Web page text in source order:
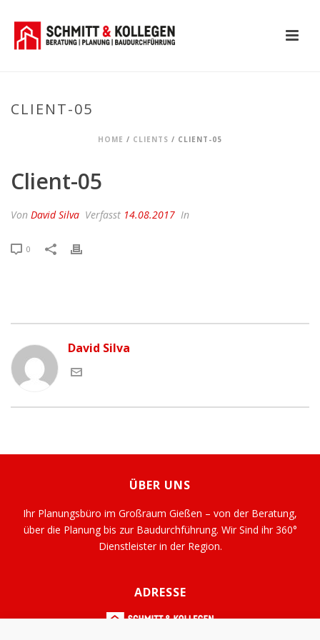
CLIENT-05
HOME / CLIENTS / CLIENT-05
Client-05
Von David Silva Verfasst 14.08.2017 In
0
David Silva
ÜBER UNS
Ihr Planungsbüro im Großraum Gießen – von der Beratung,
über die Planung bis zur Baudurchführung. Wir Sind ihr 360°
Dienstleister in der Region.
ADRESSE